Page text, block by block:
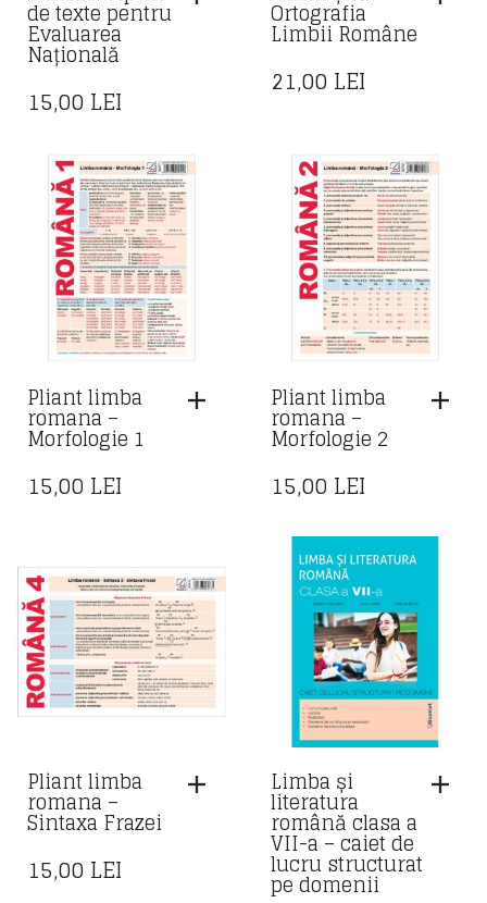
de texte pentru
Evaluarea
Națională
15,00 LEI
Ortografia
Limbii Române
21,00 LEI
Pliant limba
romana –
Morfologie 1
15,00 LEI
Pliant limba
romana –
Morfologie 2
15,00 LEI
Pliant limba
romana –
Sintaxa Frazei
15,00 LEI
Limba și
literatura
română clasa a
VII-a – caiet de
lucru structurat
pe domenii